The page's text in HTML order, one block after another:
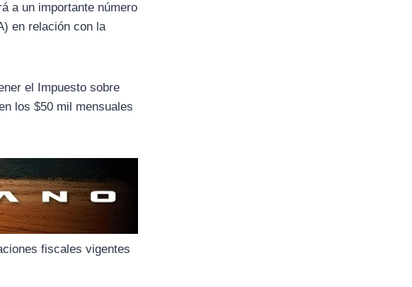
a un importante número
en relación con la
el Impuesto sobre
los $50 mil mensuales
fiscales vigentes